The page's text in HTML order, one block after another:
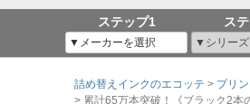
ステップ1 ス
詰め替えインクのエコッテ プリ
累計65万本突破！《ブラック2